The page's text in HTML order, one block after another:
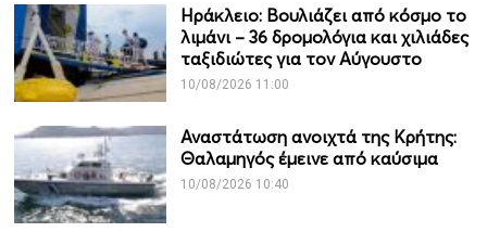
Ηράκλειο: Βουλιάζει από κόσμο το
λιμάνι – 36 δρομολόγια και χιλιάδες
ταξιδιώτες για τον Αύγουστο
10/08/2026 11:00
Αναστάτωση ανοιχτά της Κρήτης:
Θαλαμηγός έμεινε από καύσιμα
10/08/2026 10:40